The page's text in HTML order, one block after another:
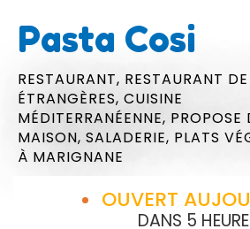
Pasta Cosi
RESTAURANT, RESTAURANT
ÉTRANGÈRES, CUISINE
MÉDITERRANÉENNE, PROPOSE
MAISON, SALADERIE, PLATS
À MARIGNANE
OUVERT
DANS 5